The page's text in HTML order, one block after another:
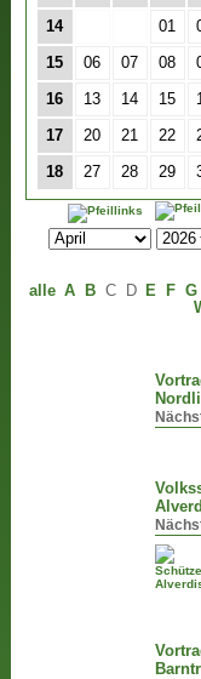
14 01
15 06 07 08
16 13 14 15
17 20 21 22
18 27 28 29
alle A B C D E F G